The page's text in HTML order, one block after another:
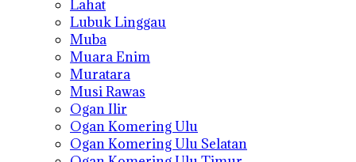
Lahat
Lubuk Linggau
Muba
Muara Enim
Muratara
Musi Rawas
Ogan Ilir
Ogan Komering Ulu
Ogan Komering Ulu Selatan